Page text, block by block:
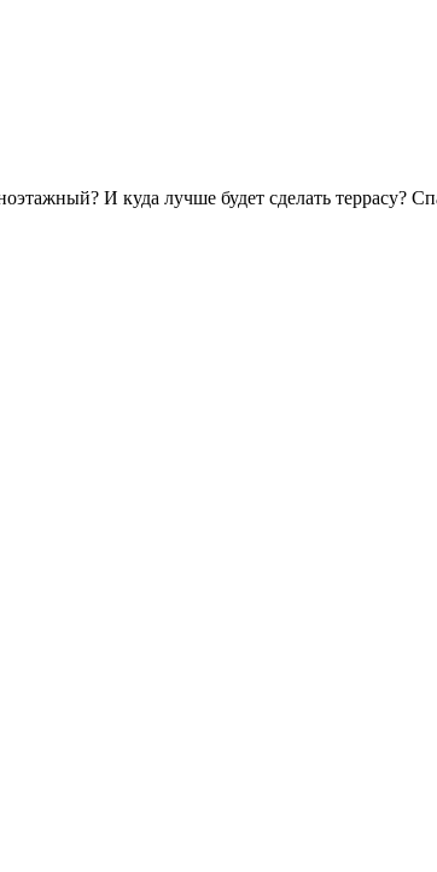
И куда лучше будет сделать террасу?